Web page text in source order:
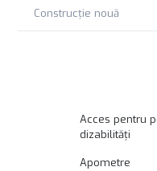
Construcție nouă
Acces pentru
dizabilități
Apometre